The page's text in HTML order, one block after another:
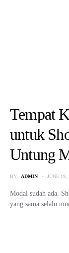
Tempat
untuk
Untung
BY ADMIN JUNE 19,
Modal sudah ada.
yang sama selalu